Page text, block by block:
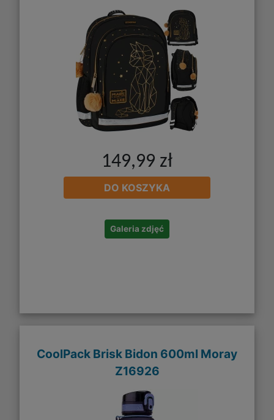
149,99 zł
DO KOSZYKA
Galeria zdjęć
CoolPack Brisk Bidon 600ml Moray
Z16926